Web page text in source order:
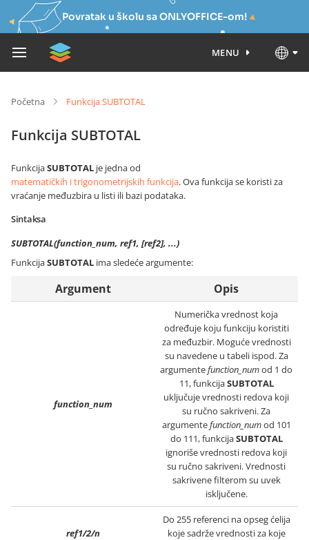
Povratak u školu sa ONLYOFFICE-om!
MENU
Početna Funkcija SUBTOTAL
Funkcija SUBTOTAL
FunkcijaSUBTOTAL je jedna od
matematičkih i trigonometrijskih funkcija. Ova funkcija se koristi za
vraćanje međuzbira u listi ili bazi podataka.
Sintaksa
SUBTOTAL(function_num, ref1, [ref2], ...)
FunkcijaSUBTOTAL ima sledeće argumente:
Argument Opis
function_num
Numerička vrednost koja
određuje koju funkciju koristiti
za međuzbir. Moguće vrednosti
su navedene u tabeli ispod. Za
argumentefunction_numod 1 do
11, funkcijaSUBTOTAL
uključuje vrednosti redova koji
su ručno sakriveni. Za
argumentefunction_numod 101
do 111, funkcijaSUBTOTAL
ignoriše vrednosti redova koji
su ručno sakriveni. Vrednosti
sakrivene filterom su uvek
isključene.
ref1/2/n
Do 255 referenci na opseg ćelija
koje sadrže vrednosti za koje